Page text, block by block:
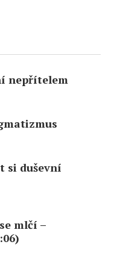
nepřítelem
si duševní
mlčí –